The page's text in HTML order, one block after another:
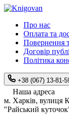
Про нас
Оплата та
Повернення
Договір
Політика
+38 (067) 13-81-
Наша адреса
м. Харків, вулиця
"Райський